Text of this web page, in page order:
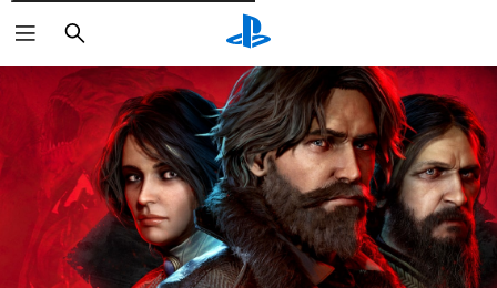
Cerca